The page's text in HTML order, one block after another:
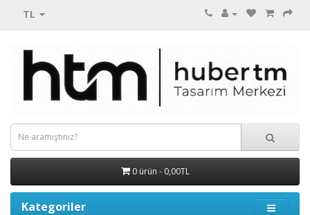
TL
0 ürün - 0,00TL
Kategoriler